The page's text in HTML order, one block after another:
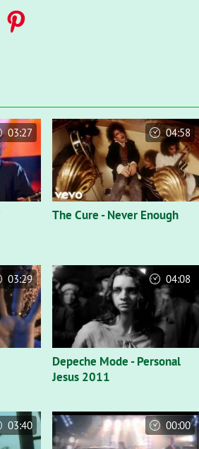
03:27
The Cure - Never Enough
04:58
03:29
Depeche Mode - Personal
Jesus 2011
04:08
03:40 00:00